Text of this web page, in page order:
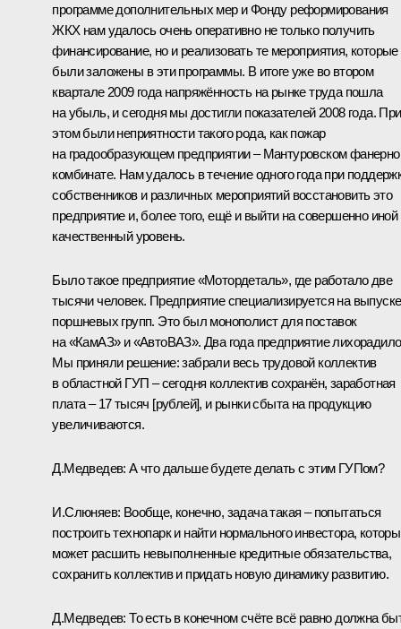
программе дополнительных мер и Фонду реформирования
ЖКХ нам удалось очень оперативно не только получить
финансирование, но и реализовать те мероприятия, которые
были заложены в эти программы. В итоге уже во втором
квартале 2009 года напряжённость на рынке труда пошла
на убыль, и сегодня мы достигли показателей 2008 года. При
этом были неприятности такого рода, как пожар
на градообразующем предприятии – Мантуровском
комбинате. Нам удалось в течение одного года при
собственников и различных мероприятий восстановить это
предприятие и, более того, ещё и выйти на совершенно иной
качественный уровень.
Было такое предприятие «Мотордеталь», где работало две
тысячи человек. Предприятие специализируется на выпуске
поршневых групп. Это был монополист для поставок
на «КамАЗ» и «АвтоВАЗ». Два года предприятие
Мы приняли решение: забрали весь трудовой коллектив
в областной ГУП – сегодня коллектив сохранён, заработная
плата – 17 тысяч [рублей], и рынки сбыта на продукцию
увеличиваются.
Д.Медведев:А что дальше будете делать с этим ГУПом?
И.Слюняев: Вообще, конечно, задача такая – попытаться
построить технопарк и найти нормального инвестора,
может расшить невыполненные кредитные обязательства,
сохранить коллектив и придать новую динамику развитию.
Д.Медведев: То есть в конечном счёте всё равно должна